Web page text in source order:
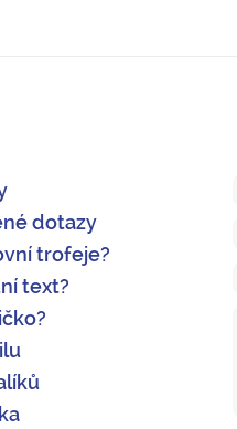
dotazy
trofeje?
text?